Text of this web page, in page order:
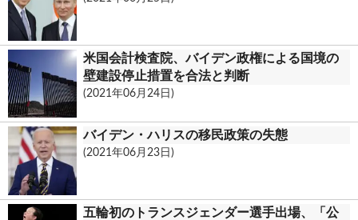
米国会計検査院、バイデン政権による国境の
壁建設停止措置を合法と判断
(2021年06月24日)
バイデン・ハリスの移民政策の失態
(2021年06月23日)
五輪初のトランスジェンダー選手出場、「公